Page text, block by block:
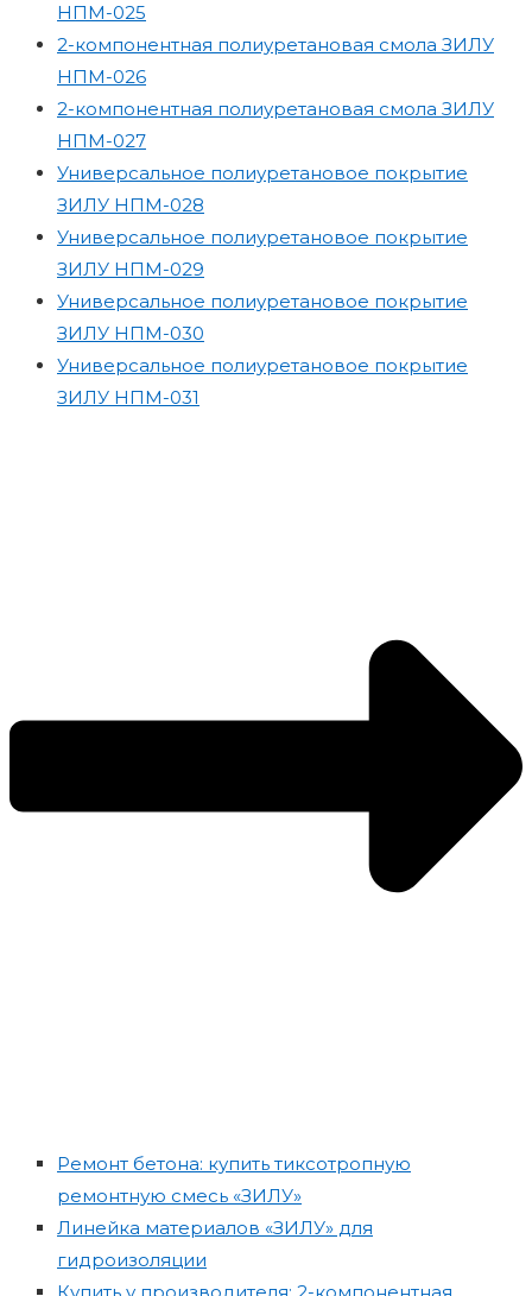
НПМ-025
2-компонентная полиуретановая смола ЗИЛУ
НПМ-026
2-компонентная полиуретановая смола ЗИЛУ
НПМ-027
Универсальное полиуретановое покрытие
ЗИЛУ НПМ-028
Универсальное полиуретановое покрытие
ЗИЛУ НПМ-029
Универсальное полиуретановое покрытие
ЗИЛУ НПМ-030
Универсальное полиуретановое покрытие
ЗИЛУ НПМ-031
Ремонт бетона: купить тиксотропную
ремонтную смесь «ЗИЛУ»
Линейка материалов «ЗИЛУ» для
гидроизоляции